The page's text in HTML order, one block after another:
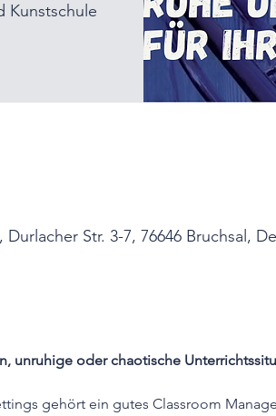
Kunstschule
Str. 3-7, 76646 Bruchsal,
unruhige oder chaotische
gehört ein gutes Classroom